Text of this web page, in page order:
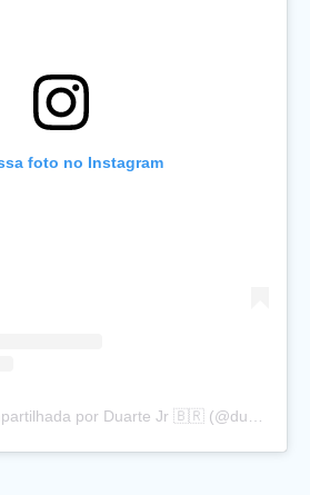
foto no Instagram
Uma publicação compartilhada por Duarte Jr 🇧🇷 (@duartejr_)